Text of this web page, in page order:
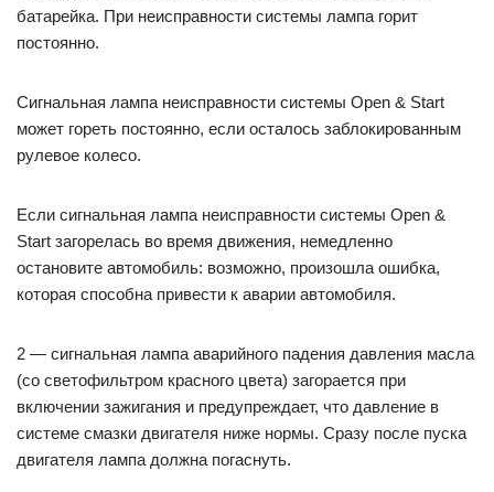
батарейка. При неисправности системы лампа горит
постоянно.
Сигнальная лампа неисправности системы Open & Start
может гореть постоянно, если осталось заблокированным
рулевое колесо.
Если сигнальная лампа неисправности системы Open &
Start загорелась во время движения, немедленно
остановите автомобиль: возможно, произошла ошибка,
которая способна привести к аварии автомобиля.
2 — сигнальная лампа аварийного падения давления масла
(со светофильтром красного цвета) загорается при
включении зажигания и предупреждает, что давление в
системе смазки двигателя ниже нормы. Сразу после пуска
двигателя лампа должна погаснуть.